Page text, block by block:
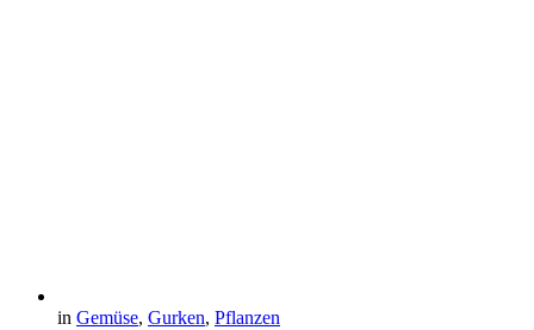
in Gemüse, Gurken, Pflanzen